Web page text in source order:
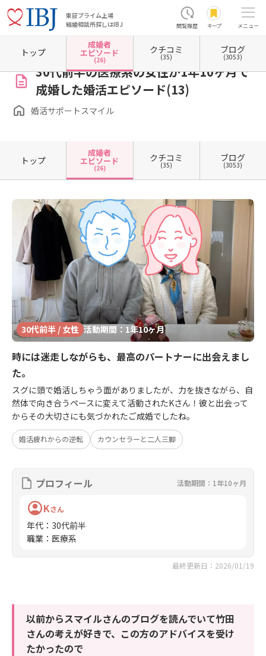
東証プライム上場
結婚相談所探しはIBJ
閲覧履歴 キープ メニュー
ホーム 奈良県の結婚相談所 婚活サポートスマイル 成婚者エピソード一覧 成婚者エ
30代前半の医療系の女性が1年10ヶ月で
成婚した婚活エピソード(13)
婚活サポートスマイル
トップ
成婚者
エピソード
(26)
クチコミ
(35)
ブログ
(3053)
トップ
成婚者
エピソード
(26)
クチコミ
(35)
ブログ
(3053)
30代前半 / 女性 活動期間：1年10ヶ月
時には迷走しながらも、最高のパートナーに出会えまし
た。
スグに頭で婚活しちゃう面がありましたが、力を抜きながら、自
然体で向き合うペースに変えて活動されたKさん！彼と出会って
からその大切さにも気づかれたご成婚でしたね。
婚活疲れからの逆転 カウンセラーと二人三脚
プロフィール 活動期間：1年10ヶ月
Kさん
年代 ： 30代前半
職業 ： 医療系
最終更新日：2026/01/19
以前からスマイルさんのブログを読んでいて竹田
さんの考えが好きで、この方のアドバイスを受け
たかったので